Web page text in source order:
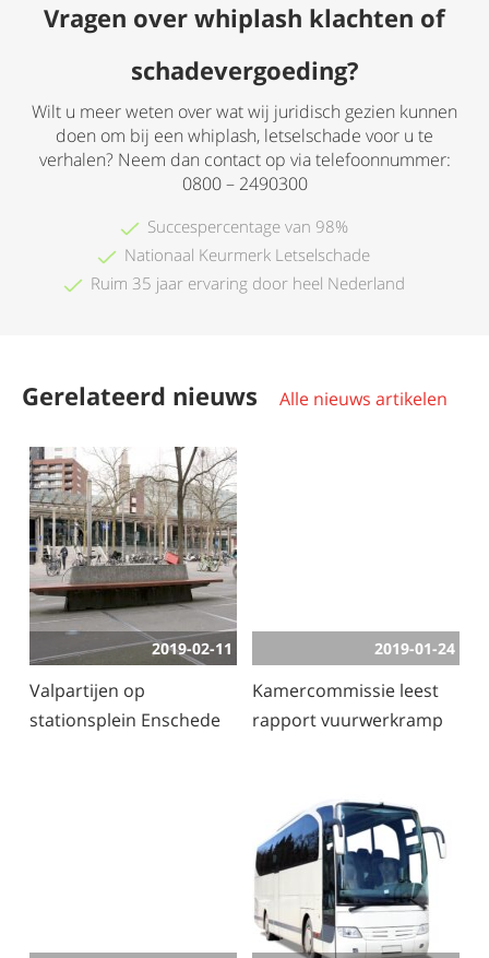
Vragen over whiplash klachten of
schadevergoeding?
Wilt u meer weten over wat wij juridisch gezien kunnen
doen om bij een whiplash, letselschade voor u te
verhalen? Neem dan contact op via telefoonnummer:
0800 – 2490300
Succespercentage van 98%
Nationaal Keurmerk Letselschade
Ruim 35 jaar ervaring door heel Nederland
Gerelateerd nieuws Alle nieuws artikelen
2019-02-11
Valpartijen op
stationsplein Enschede
2019-01-24
Kamercommissie leest
rapport vuurwerkramp